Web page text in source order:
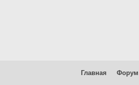
Главная Форум